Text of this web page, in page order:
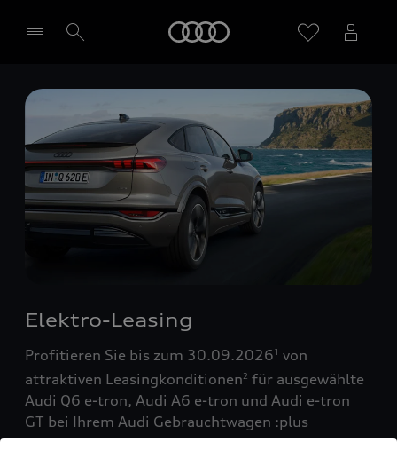
Händler wählen
Elektro-Leasing
Profitieren Sie bis zum 30.09.20261 von
attraktiven Leasingkonditionen2 für ausgewählte
Audi Q6 e-tron, Audi A6 e-tron und Audi e-tron
GT bei Ihrem Audi Gebrauchtwagen :plus
Partner!